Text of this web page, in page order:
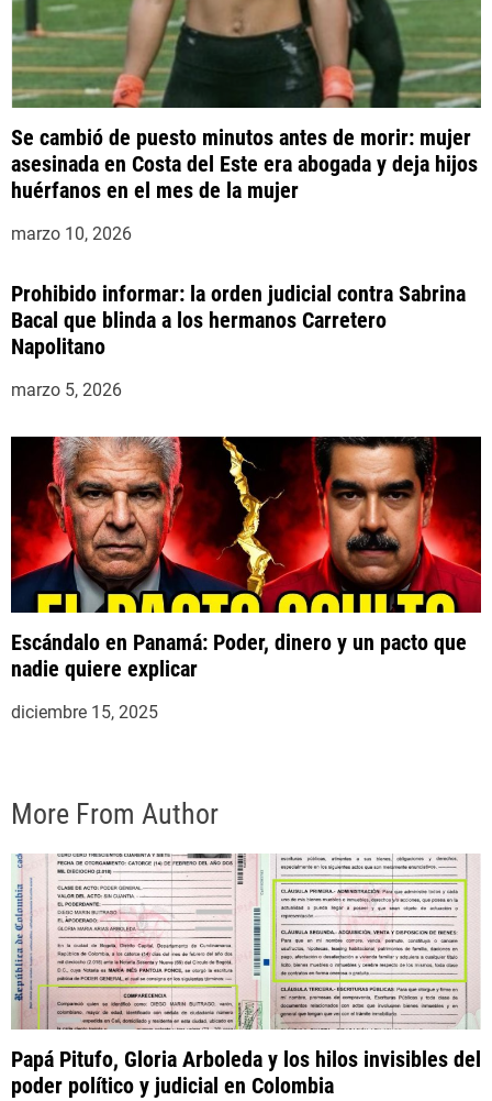
s
Se cambió de puesto minutos antes de morir: mujer
asesinada en Costa del Este era abogada y deja hijos
huérfanos en el mes de la mujer
marzo 10, 2026
Prohibido informar: la orden judicial contra Sabrina
Bacal que blinda a los hermanos Carretero
Napolitano
marzo 5, 2026
Escándalo en Panamá: Poder, dinero y un pacto que
nadie quiere explicar
diciembre 15, 2025
More From Author
Papá Pitufo, Gloria Arboleda y los hilos invisibles del
poder político y judicial en Colombia